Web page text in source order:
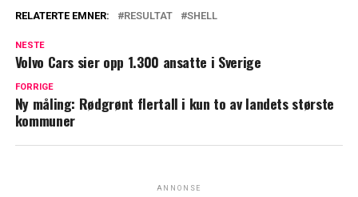
RELATERTE EMNER: RESULTAT SHELL
NESTE
Volvo Cars sier opp 1.300 ansatte i Sverige
FORRIGE
Ny måling: Rødgrønt flertall i kun to av landets største
kommuner
ANNONSE